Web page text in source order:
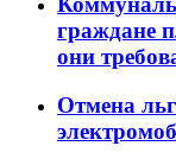
граждане
они
Отмена